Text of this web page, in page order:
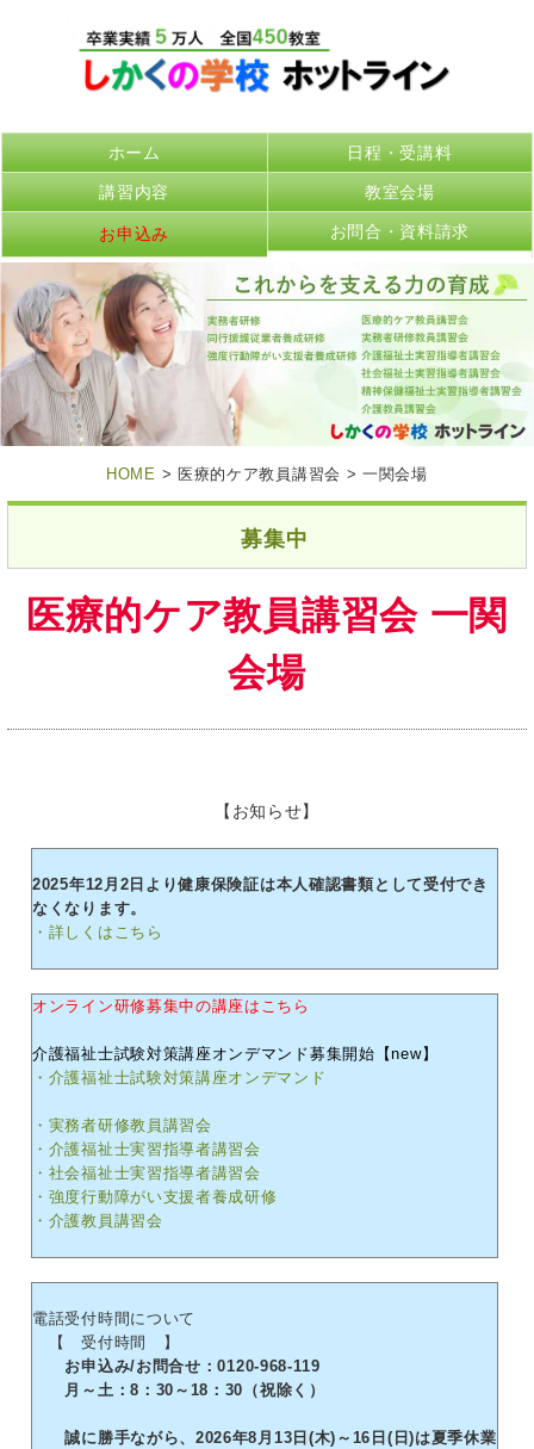
ホーム 日程・受講料
講習内容 教室会場
お申込み お問合・資料請求
HOME > 医療的ケア教員講習会 > 一関会場
募集中
医療的ケア教員講習会 一関
会場
【お知らせ】
2025年12月2日より健康保険証は本人確認書類として受付でき
なくなります。
・詳しくはこちら
オンライン研修募集中の講座はこちら
介護福祉士試験対策講座オンデマンド募集開始【new】
・介護福祉士試験対策講座オンデマンド
・実務者研修教員講習会
・介護福祉士実習指導者講習会
・社会福祉士実習指導者講習会
・強度行動障がい支援者養成研修
・介護教員講習会
電話受付時間について
【 受付時間 】
お申込み/お問合せ：0120-968-119
月～土：8：30～18：30（祝除く）
誠に勝手ながら、2026年8月13日(木)～16日(日)は夏季休業